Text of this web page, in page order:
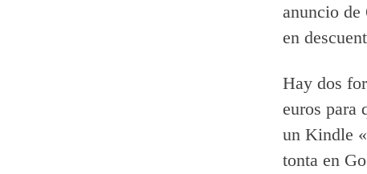
anuncio de
en
Hay dos
euros para
un Kindle «
tonta en